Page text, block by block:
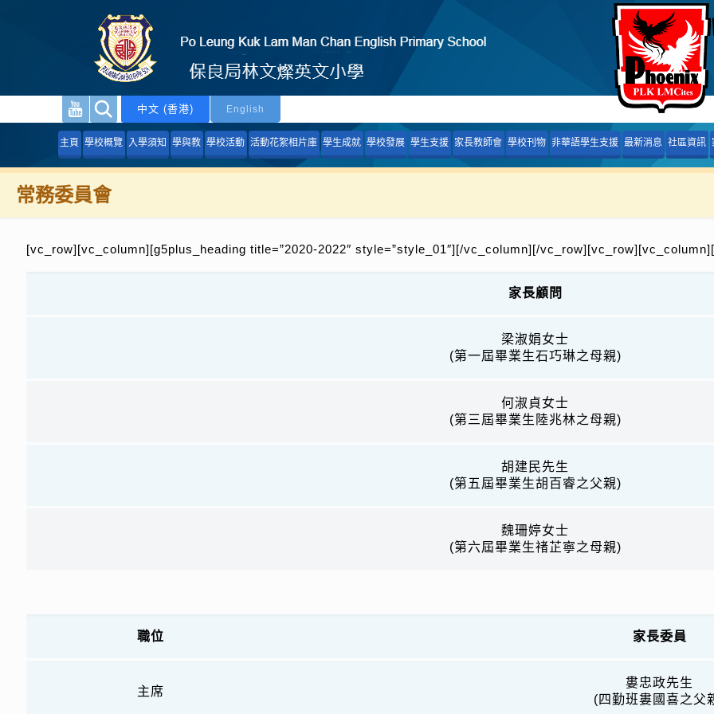
中文 (香港) English
主頁 學校概覽 入學須知 學與教 學校活動 活動花絮相片庫 學生成就 學校發展 學生支援 家長教師會 學校刊物 非華語學生支援 最新消息 社區資訊
常務委員會
[vc_row][vc_column][g5plus_heading title=”2020-2022″ style=”style_01″][/vc_column][/
家長顧問
梁淑娟女士
(第一屆畢業生石巧琳之母親)
何淑貞女士
(第三屆畢業生陸兆林之母親)
胡建民先生
(第五屆畢業生胡百睿之父親)
魏珊婷女士
(第六屆畢業生禇芷寧之母親)
職位 家長委員
主席
婁忠政先生
(四勤班婁國喜之父